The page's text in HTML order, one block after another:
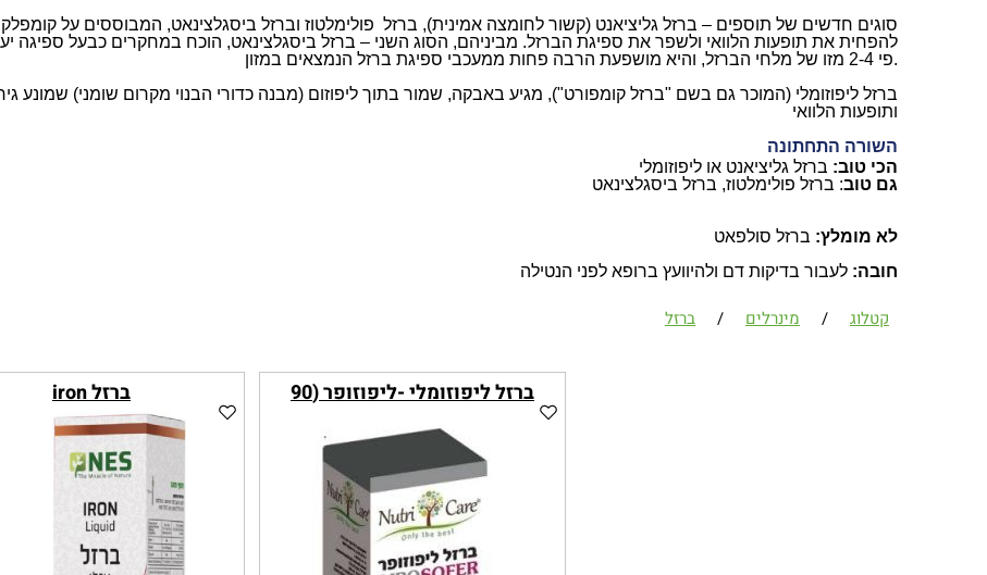
סוגים חדשים של תוספים – ברזל גליציאנט (קשור לחומצה אמינית), ברזל פולימלטוז וברזל ביסגלצינאט, המבוססים על
להפחית את תופעות הלוואי ולשפר את ספיגת הברזל. מביניהם, הסוג השני – ברזל ביסגלצינאט, הוכח במחקרים כבעל ספיגה
פי 2-4 מזו של מלחי הברזל, והיא מושפעת הרבה פחות ממעכבי ספיגת ברזל הנמצאים במזון.
ברזל ליפוזומלי (המוכר גם בשם "ברזל קומפורט"), מגיע באבקה, שמור בתוך ליפוזום (מבנה כדורי הבנוי מקרום שומני) שמונע
ותופעות הלוואי
השורה התחתונה
הכי טוב: ברזל גליציאנט או ליפוזומלי
גם טוב: ברזל פולימלטוז, ברזל ביסגלצינאט
לא מומלץ: ברזל סולפאט
חובה: לעבור בדיקות דם ולהיוועץ ברופא לפני הנטילה
קטלוג / מינרלים / ברזל
ברזל ליפוזומלי -ליפוזופר (90
כמוסות)
ברזל iron